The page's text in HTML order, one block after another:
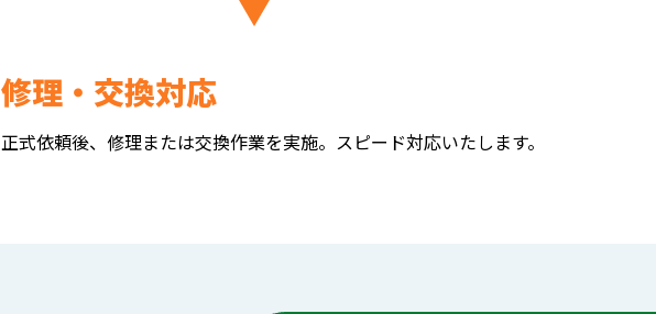
修理・交換対応
正式依頼後、修理または交換作業を実施。スピード対応いたします。